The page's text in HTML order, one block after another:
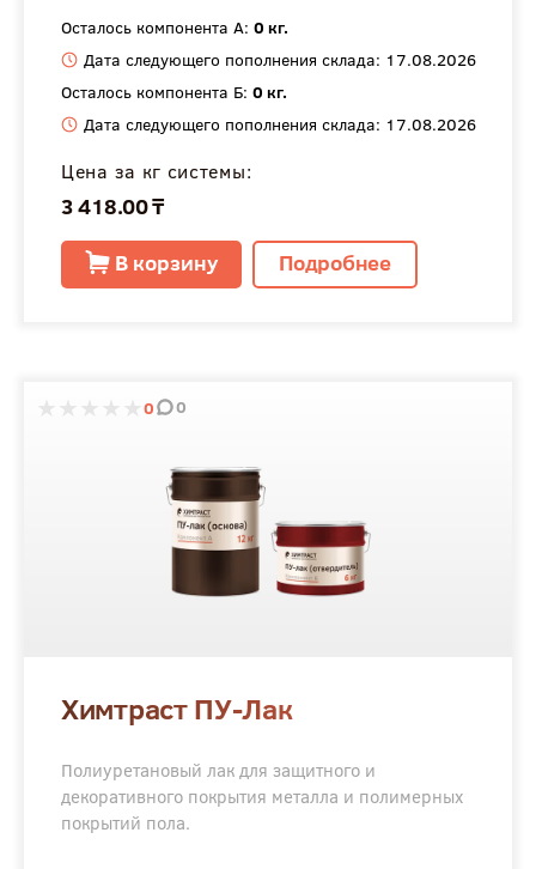
Осталось компонента А: 0 кг.
Дата следующего пополнения склада: 17.08.2026
Осталось компонента Б: 0 кг.
Дата следующего пополнения склада: 17.08.2026
Цена за кг системы:
3 418.00 ₸
В корзину
Подробнее
0 0
Химтраст ПУ-Лак
Полиуретановый лак для защитного и
декоративного покрытия металла и полимерных
покрытий пола.